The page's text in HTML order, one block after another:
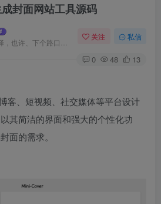
封面网站工具源码
关注 私信
0 48 13
客、短视频、社交媒体等平台设计
其简洁的界面和强大的个性化功
面的需求。